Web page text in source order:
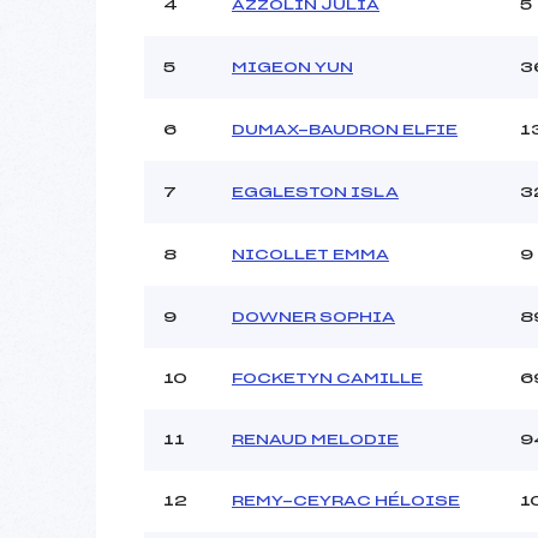
Ouvreurs B :
Ouvreurs D :
Météo :
Catégorie :
4 AZZOLIN JULIA 5
5 MIGEON YUN
6 DUMAX-BAUDRON ELFIE
7 EGGLESTON ISLA
8 NICOLLET EMMA 9
9 DOWNER SOPHIA
10 FOCKETYN CAMILLE
11 RENAUD MELODIE
12 REMY-CEYRAC HÉLOISE